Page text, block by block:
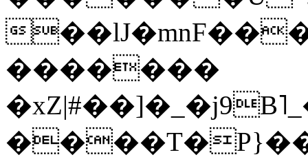
�������